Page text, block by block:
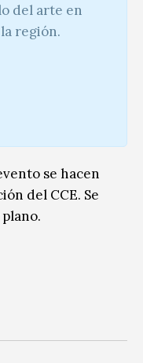
del arte en
región.
se hacen
del CCE. Se